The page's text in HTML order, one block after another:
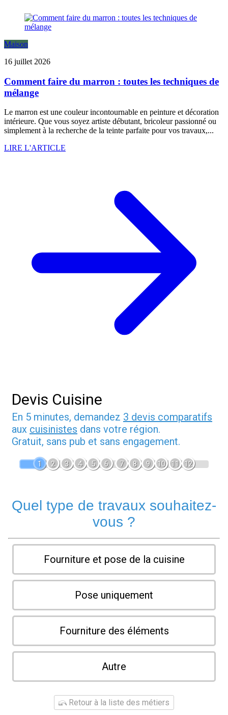
Maison
16 juillet 2026
Comment faire du marron : toutes les techniques de
mélange
Le marron est une couleur incontournable en peinture et décoration
intérieure. Que vous soyez artiste débutant, bricoleur passionné ou
simplement à la recherche de la teinte parfaite pour vos travaux,...
LIRE L'ARTICLE
Devis Cuisine
En 5 minutes, demandez 3 devis comparatifs
aux cuisinistes dans votre région.
Gratuit, sans pub et sans engagement.
1 2 3 4 5 6 7 8 9 10 11 12
Quel type de travaux souhaitez-
vous ?
Fourniture et pose de la cuisine
Pose uniquement
Fourniture des éléments
Autre
Retour à la liste des métiers